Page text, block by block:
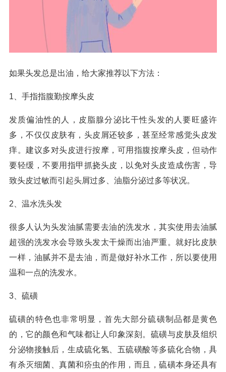
如果头发总是出油，给大家推荐以下方法：
1、手指指腹勤按摩头皮
发质偏油性的人，皮脂腺分泌比干性头发的人要旺盛许
多，不仅仅皮肤有，头皮屑还较多，甚至经常感觉头皮发
痒。建议多对头皮进行按摩，可用指腹按摩头皮，但动作
要轻缓，不要用指甲抓挠头皮，以免对头皮造成伤害，导
致头皮过敏而引起头屑过多、油脂分泌过多等状况。
2、温水洗头发
很多人认为头发油腻需要去油的洗发水，其实使用去油腻
超强的洗发水会导致头发太干燥而出油严重。就好比皮肤
一样，油腻并不是去油，而是做好补水工作，所以要使用
温和一点的洗发水。
3、硫磺
硫磺的特色也非常明显，首先大部分硫磺制品都是黄色
的，它的颜色和气味都让人印象深刻。硫磺与皮肤及组织
分泌物接触后，生成硫化氢、五硫磺酸等多硫化合物，具
有杀灭细菌、真菌和疥虫的作用，而且，硫磺本身还具有